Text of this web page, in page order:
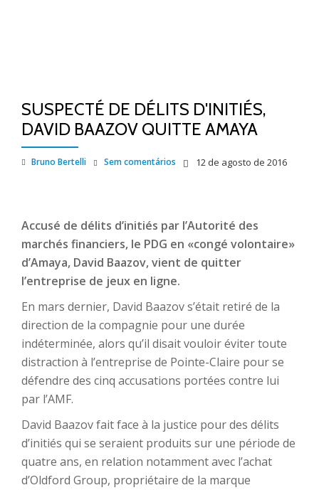
SUSPECTÉ DE DÉLITS D'INITIÉS,
DAVID BAAZOV QUITTE AMAYA
Bruno Bertelli 12 de agosto de 2016
Sem comentários
Accusé de délits d’initiés par l’Autorité des
marchés financiers, le PDG en «congé volontaire»
d’Amaya, David Baazov, vient de quitter
l’entreprise de jeux en ligne.
En mars dernier, David Baazov s’était retiré de la
direction de la compagnie pour une durée
indéterminée, alors qu’il disait vouloir éviter toute
distraction à l’entreprise de Pointe-Claire pour se
défendre des cinq accusations portées contre lui
par l’AMF.
David Baazov fait face à la justice pour des délits
d’initiés qui se seraient produits sur une période de
quatre ans, en relation notamment avec l’achat
d’Oldford Group, propriétaire de la marque